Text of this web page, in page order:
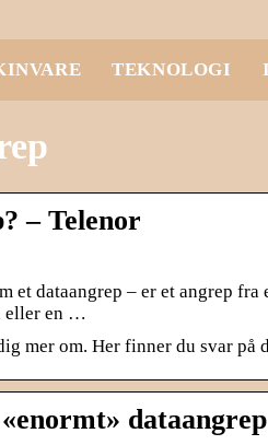
TEKNOLOGI
– Telenor
et dataangrep – er et angrep
eller en …
mer om. Her finner du svar på